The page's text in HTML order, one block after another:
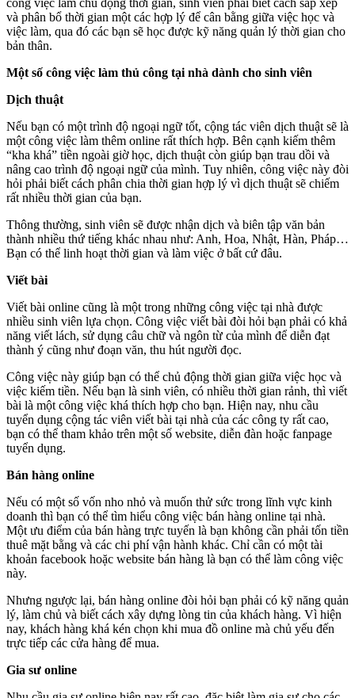
công việc làm chủ động thời gian, sinh viên phải biết cách sắp xếp
và phân bổ thời gian một các hợp lý để cân bằng giữa việc học và
việc làm, qua đó các bạn sẽ học được kỹ năng quản lý thời gian cho
bản thân.
Một số công việc làm thủ công tại nhà dành cho sinh viên
Dịch thuật
Nếu bạn có một trình độ ngoại ngữ tốt, cộng tác viên dịch thuật sẽ là
một công việc làm thêm online rất thích hợp. Bên cạnh kiếm thêm
“kha khá” tiền ngoài giờ học, dịch thuật còn giúp bạn trau dồi và
nâng cao trình độ ngoại ngữ của mình. Tuy nhiên, công việc này đòi
hỏi phải biết cách phân chia thời gian hợp lý vì dịch thuật sẽ chiếm
rất nhiều thời gian của bạn.
Thông thường, sinh viên sẽ được nhận dịch và biên tập văn bản
thành nhiều thứ tiếng khác nhau như: Anh, Hoa, Nhật, Hàn, Pháp…
Bạn có thể linh hoạt thời gian và làm việc ở bất cứ đâu.
Viết bài
Viết bài online cũng là một trong những công việc tại nhà được
nhiều sinh viên lựa chọn. Công việc viết bài đòi hỏi bạn phải có khả
năng viết lách, sử dụng câu chữ và ngôn từ của mình để diễn đạt
thành ý cũng như đoạn văn, thu hút người đọc.
Công việc này giúp bạn có thể chủ động thời gian giữa việc học và
việc kiếm tiền. Nếu bạn là sinh viên, có nhiều thời gian rảnh, thì viết
bài là một công việc khá thích hợp cho bạn. Hiện nay, nhu cầu
tuyển dụng cộng tác viên viết bài tại nhà của các công ty rất cao,
bạn có thể tham khảo trên một số website, diễn đàn hoặc fanpage
tuyển dụng.
Bán hàng online
Nếu có một số vốn nho nhỏ và muốn thử sức trong lĩnh vực kinh
doanh thì bạn có thể tìm hiểu công việc bán hàng online tại nhà.
Một ưu điểm của bán hàng trực tuyến là bạn không cần phải tốn tiền
thuê mặt bằng và các chi phí vận hành khác. Chỉ cần có một tài
khoản facebook hoặc website bán hàng là bạn có thể làm công việc
này.
Nhưng ngược lại, bán hàng online đòi hỏi bạn phải có kỹ năng quản
lý, làm chủ và biết cách xây dựng lòng tin của khách hàng. Vì hiện
nay, khách hàng khá kén chọn khi mua đồ online mà chủ yếu đến
trực tiếp các cửa hàng để mua.
Gia sư online